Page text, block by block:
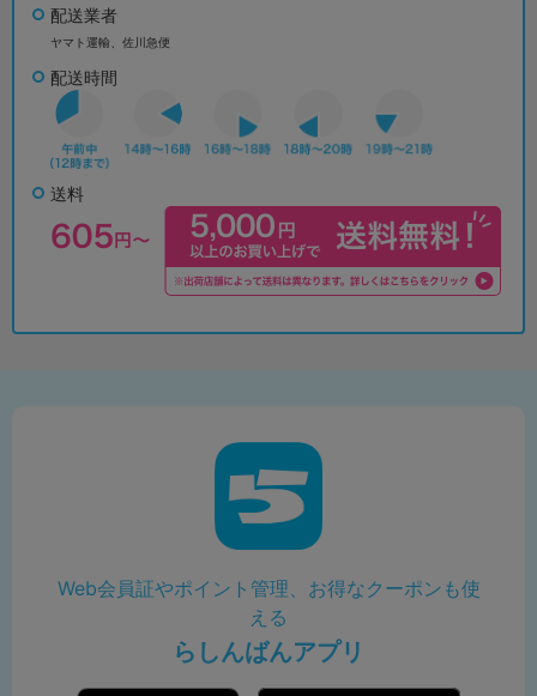
配送業者
ヤマト運輸、佐川急便
配送時間
送料
Web会員証やポイント管理、お得なクーポンも使
える
らしんばんアプリ